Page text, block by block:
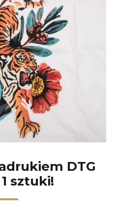
DTG
sztuki!